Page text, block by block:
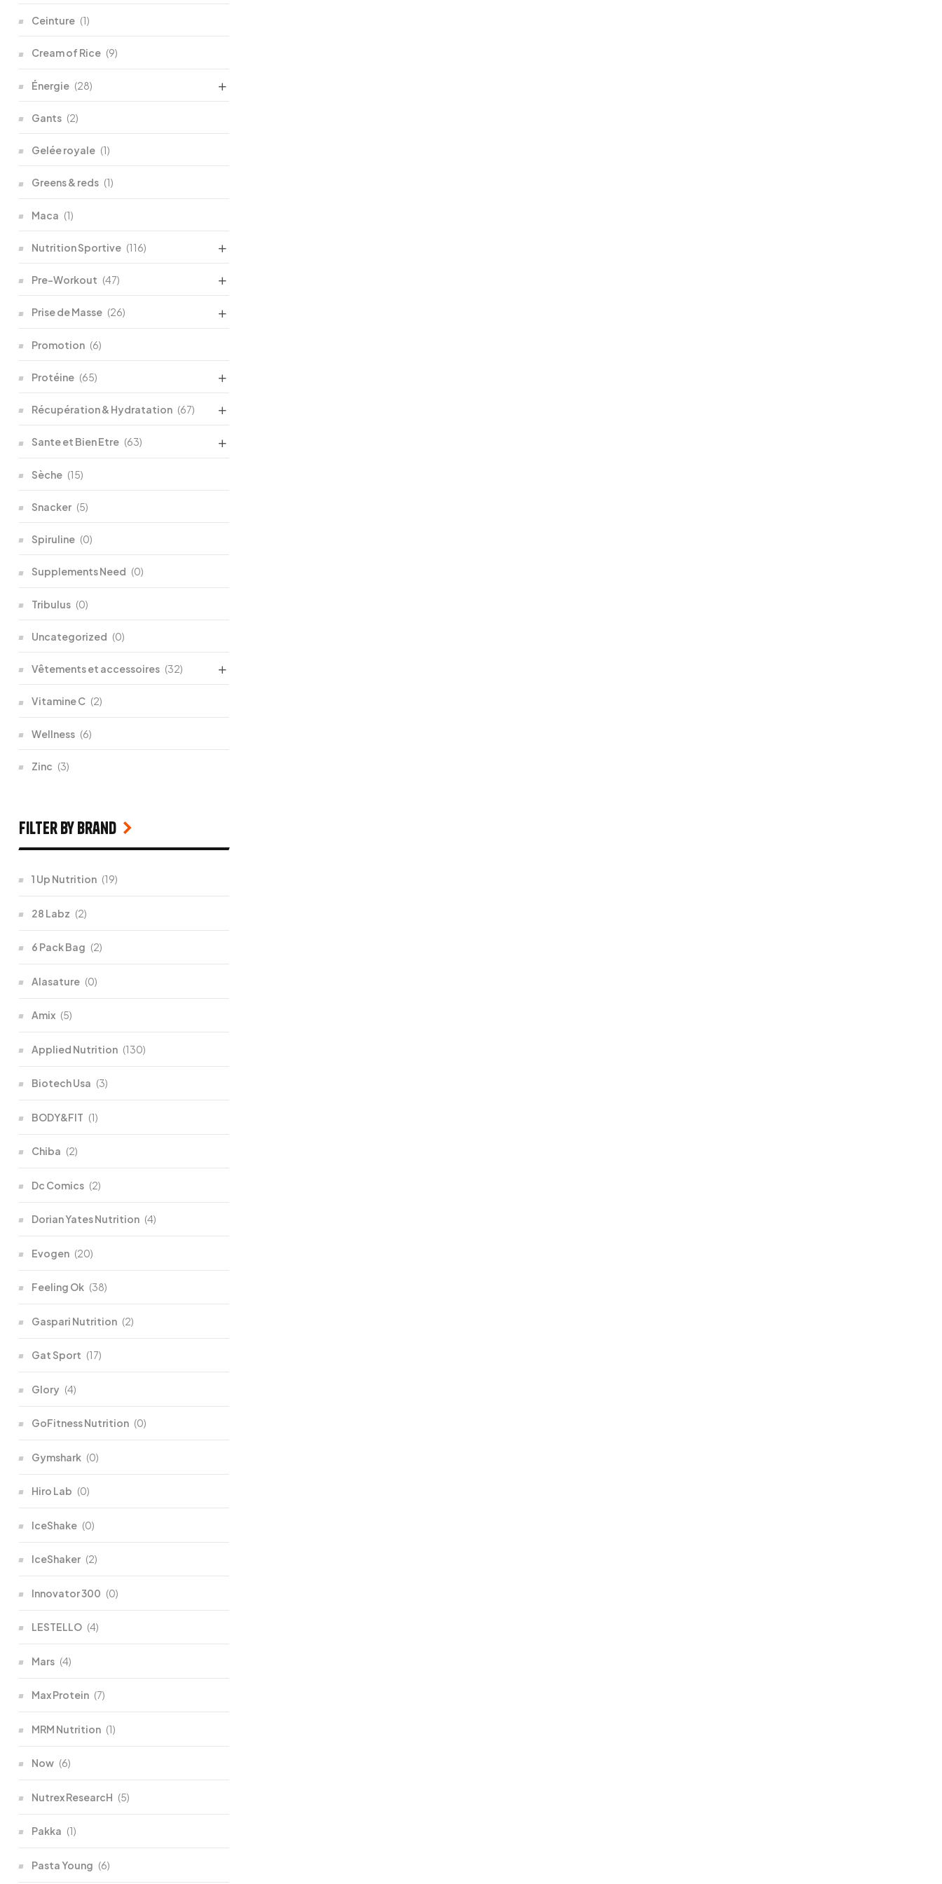
Ceinture (1)
Cream of Rice (9)
Énergie (28)
Gants (2)
Gelée royale (1)
Greens & reds (1)
Maca (1)
Nutrition Sportive (116)
Pre-Workout (47)
Prise de Masse (26)
Promotion (6)
Protéine (65)
Récupération & Hydratation (67)
Sante et Bien Etre (63)
Sèche (15)
Snacker (5)
Spiruline (0)
Supplements Need (0)
Tribulus (0)
Uncategorized (0)
Vêtements et accessoires (32)
Vitamine C (2)
Wellness (6)
Zinc (3)
filter by Brand
1 Up Nutrition (19)
28 Labz (2)
6 Pack Bag (2)
Alasature (0)
Amix (5)
Applied Nutrition (130)
Biotech Usa (3)
BODY&FIT (1)
Chiba (2)
Dc Comics (2)
Dorian Yates Nutrition (4)
Evogen (20)
Feeling Ok (38)
Gaspari Nutrition (2)
Gat Sport (17)
Glory (4)
GoFitness Nutrition (0)
Gymshark (0)
Hiro Lab (0)
IceShake (0)
IceShaker (2)
Innovator 300 (0)
LESTELLO (4)
Mars (4)
Max Protein (7)
MRM Nutrition (1)
Now (6)
Nutrex ResearcH (5)
Pakka (1)
Pasta Young (6)